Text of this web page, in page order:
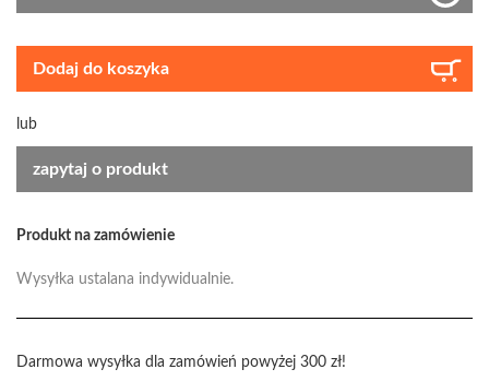
Dodaj do koszyka
lub
zapytaj o produkt
Produkt na zamówienie
Wysyłka ustalana indywidualnie.
Darmowa wysyłka dla zamówień powyżej 300 zł!